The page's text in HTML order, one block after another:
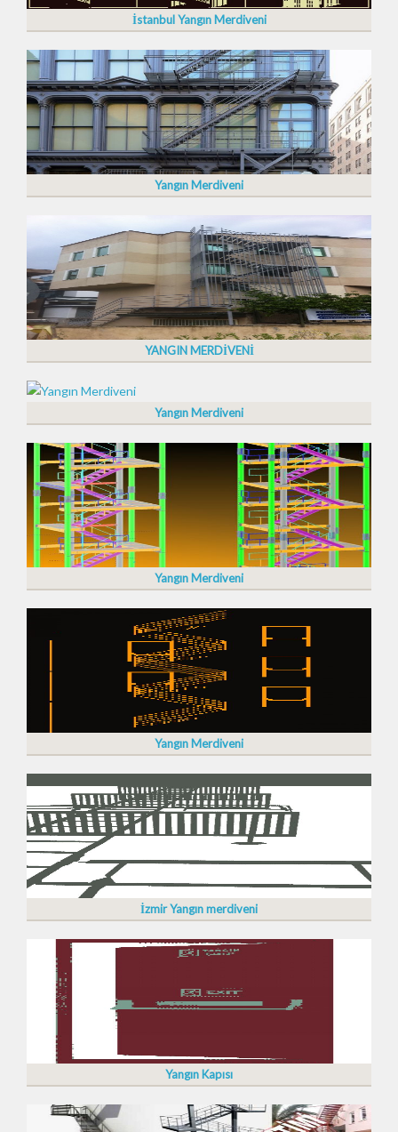
İstanbul Yangın Merdiveni
Yangın Merdiveni
YANGIN MERDİVENİ
Yangın Merdiveni
Yangın Merdiveni
Yangın Merdiveni
İzmir Yangın merdiveni
Yangın Kapısı